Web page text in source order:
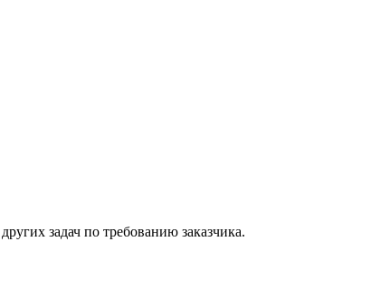
задач по требованию заказчика.